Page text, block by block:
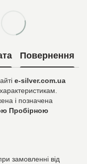
Повернення
e-silver.com.ua
і позначена
Пробірною
замовленні від